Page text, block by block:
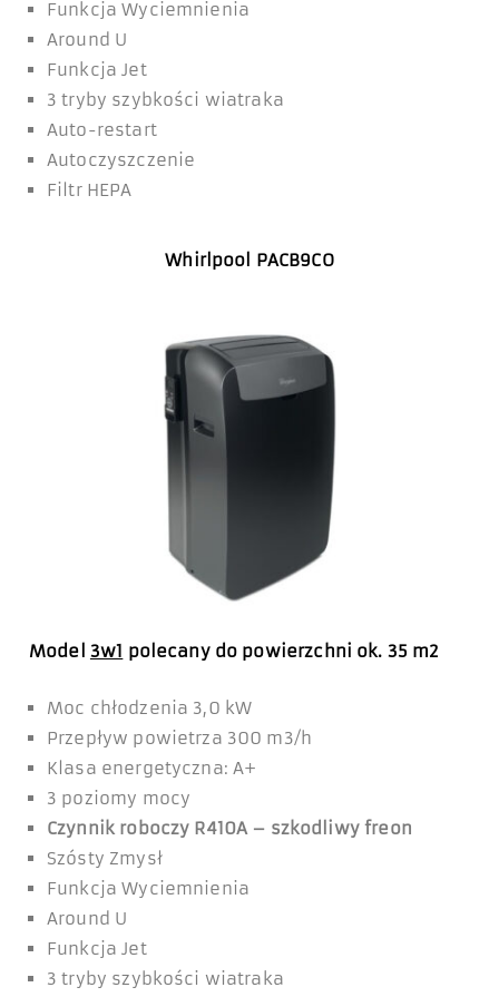
Funkcja Wyciemnienia
Around U
Funkcja Jet
3 tryby szybkości wiatraka
Auto-restart
Autoczyszczenie
Filtr HEPA
Whirlpool PACB9CO
Model 3w1 polecany do powierzchni ok. 35 m2
Moc chłodzenia 3,0 kW
Przepływ powietrza 300 m3/h
Klasa energetyczna: A+
3 poziomy mocy
Czynnik roboczy R410A – szkodliwy freon
Szósty Zmysł
Funkcja Wyciemnienia
Around U
Funkcja Jet
3 tryby szybkości wiatraka